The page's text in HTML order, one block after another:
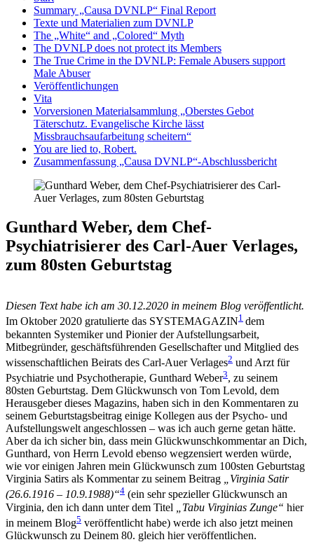
Summary „Causa DVNLP“ Final Report
Texte und Materialien zum DVNLP
The „White“ and „Colored“ Myth
The DVNLP does not protect its Members
The True Crime in the DVNLP: Female Abusers support
Male Abuser
Veröffentlichungen
Vita
Vorversionen Materialsammlung „Oberstes Gebot
Täterschutz. Evangelische Kirche lässt
Missbrauchsaufarbeitung scheitern“
You are lied to, Robert.
Zusammenfassung „Causa DVNLP“-Abschlussbericht
Gunthard Weber, dem Chef-
Psychiatrisierer des Carl-Auer Verlages,
zum 80sten Geburtstag
Diesen Text habe ich am 30.12.2020 in meinem Blog veröffentlicht.
Im Oktober 2020 gratulierte das SYSTEMAGAZIN1 dem
bekannten Systemiker und Pionier der Aufstellungsarbeit,
Mitbegründer, geschäftsführenden Gesellschafter und Mitglied des
wissenschaftlichen Beirats des Carl-Auer Verlages2 und Arzt für
Psychiatrie und Psychotherapie, Gunthard Weber3, zu seinem
80sten Geburtstag. Dem Glückwunsch von Tom Levold, dem
Herausgeber dieses Magazins, haben sich in den Kommentaren zu
seinem Geburtstagsbeitrag einige Kollegen aus der Psycho- und
Aufstellungswelt angeschlossen – was ich auch gerne getan hätte.
Aber da ich sicher bin, dass mein Glückwunschkommentar an Dich,
Gunthard, von Herrn Levold ebenso wegzensiert werden würde,
wie vor einigen Jahren mein Glückwunsch zum 100sten Geburtstag
Virginia Satirs als Kommentar zu seinem Beitrag
„Virginia Satir
(26.6.1916 – 10.9.1988)“4 (ein sehr spezieller Glückwunsch an
Virginia, den ich dann unter dem Titel
„Tabu Virginias Zunge“ hier
in meinem Blog5 veröffentlicht habe) werde ich also jetzt meinen
Glückwunsch zu Deinem 80. gleich hier veröffentlichen.